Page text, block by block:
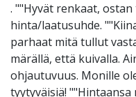
. ""Hyvät renkaat,
hinta/laatusuhde.
parhaat mitä tullut
märällä, että kuivalla.
ohjautuvuus. Monille
tyytyväisiä! ""Hintaansa